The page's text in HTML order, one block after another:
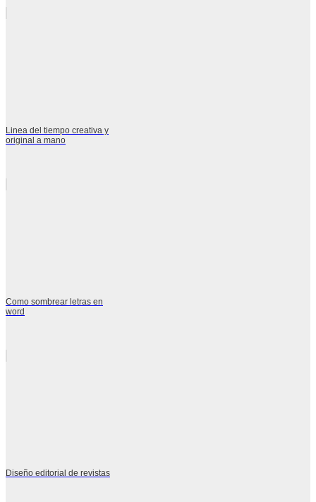
Linea del tiempo creativa y
original a mano
Como sombrear letras en
word
Diseño editorial de revistas